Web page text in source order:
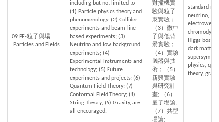
09 PF-粒子與場
Particles and Fields
including but not limited to
(1) Particle physics theory and
phenomenology; (2) Collider
experiments and beam-line
based experiments; (3)
Neutrino and low background
experiments; (4)
Experimental instruments and
technology; (5) Future
experiments and projects; (6)
Quantum Field Theory; (7)
Conformal Field Theory; (8)
String Theory; (9) Gravity, are
all encouraged.
對撞機實
驗與粒子
束實驗；
（3）微中
子與低背
景實驗；
（4）實驗
儀器與技
術；（5）
新興實驗
與研究計
畫; （6）
量子場論;
（7）共型
場論;
standard
neutrino,
Higgs
dark matter,
physics,
theory,